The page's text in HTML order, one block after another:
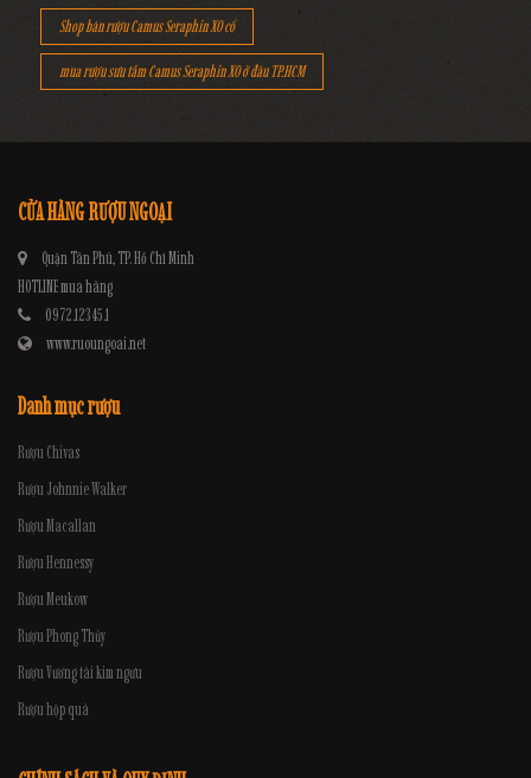
Shop bán rượu Camus Seraphin XO cổ
mua rượu sưu tầm Camus Seraphin XO ở đâu TP.HCM
CỬA HÀNG RƯỢU NGOẠI
Quận Tân Phú, TP. Hồ Chí Minh
HOTLINE mua hàng
0972.12345.1
www.ruoungoai.net
Danh mục rượu
Rượu Chivas
Rượu Johnnie Walker
Rượu Macallan
Rượu Hennessy
Rượu Meukow
Rượu Phong Thủy
Rượu Vương tài kim ngưu
Rượu hộp quà